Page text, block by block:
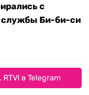
с
службы Би-би-си
в Telegram